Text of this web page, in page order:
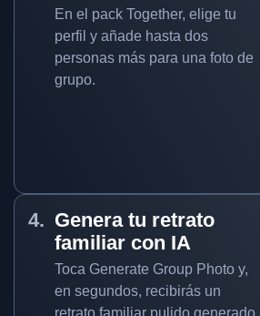
En el pack Together, elige tu
perfil y añade hasta dos
personas más para una foto de
grupo.
Genera tu retrato
familiar con IA
Toca Generate Group Photo y,
en segundos, recibirás un
retrato familiar pulido generado